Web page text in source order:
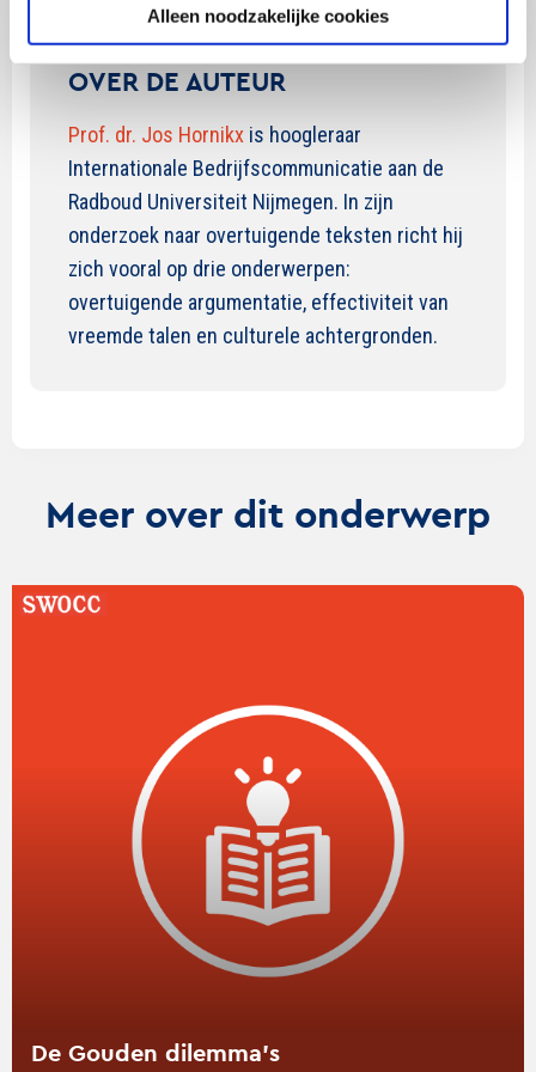
Alleen noodzakelijke cookies
OVER DE AUTEUR
Prof. dr. Jos Hornikx is hoogleraar
Internationale Bedrijfscommunicatie aan de
Radboud Universiteit Nijmegen. In zijn
onderzoek naar overtuigende teksten richt hij
zich vooral op drie onderwerpen:
overtuigende argumentatie, effectiviteit van
vreemde talen en culturele achtergronden.
Meer over dit onderwerp
De Gouden dilemma’s
Lees